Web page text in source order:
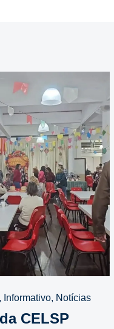
, Informativo, Notícias
CELSP